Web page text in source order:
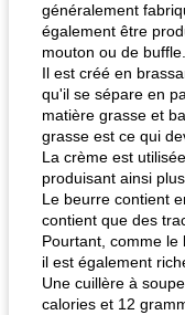
généralement
également être
mouton ou de buffle.
Il est créé en
qu'il se sépare en
matière grasse et
grasse est ce qui
La crème est
produisant ainsi
Le beurre contient
contient que des
Pourtant, comme le
il est également
Une cuillère à
calories et 12